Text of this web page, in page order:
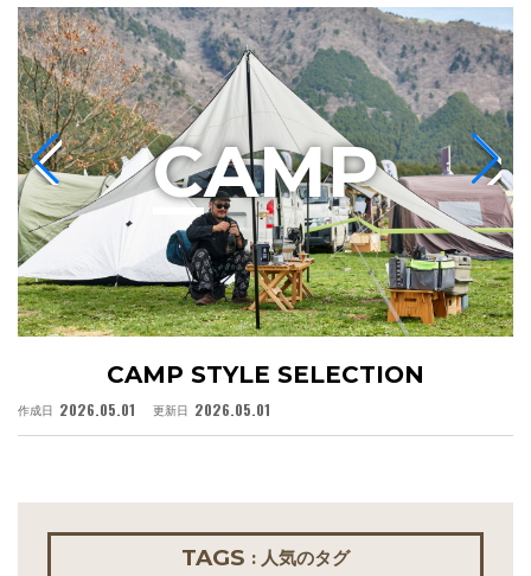
CAMP STYLE SELECTION
作成日 2026.05.01 更新日 2026.05.01
CAMP
TAGS : 人気のタグ